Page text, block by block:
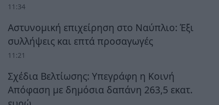
11:34
Αστυνομική επιχείρηση στο Ναύπλιο: Έξι
συλλήψεις και επτά προσαγωγές
11:21
Σχέδια Βελτίωσης: Υπεγράφη η Κοινή
Απόφαση με δημόσια δαπάνη 263,5 εκατ.